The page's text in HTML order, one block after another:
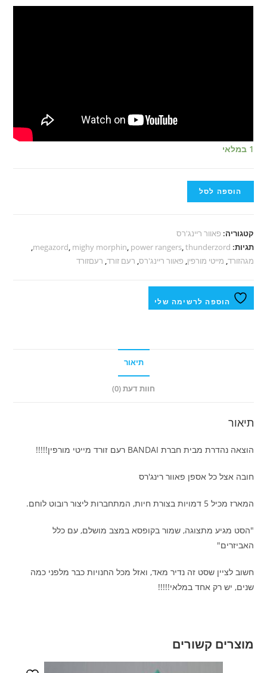
1 במלאי
הוספה לסל
קטגוריה: פאוור ריינג'רס
תגיות:
megazord, mighy morphin, power rangers,thunderzord
,
מגהזורד, מייטי מורפין, פאוור ריינג'רס, רעם זורד, רעםזורד
הוספה לרשימה שלי
תיאור
חוות דעת (0)
תיאור
הוצאה נהדרת מבית חברת BANDAI רעם זורד מייטי מורפין!!!!!
חובה אצל כל אספן פאוור רינג'רס
המארז מכיל 5 דמויות בצורת חיות, המתחברות ליצור רובוט לוחם.
"הסט מגיע מתצוגה, שמור בקופסא במצב מושלם, עם כלל
האביזרים"
חשוב לציין שסט זה נדיר מאד, ואזל מכל החנויות כבר מלפני כמה
שנים, יש רק אחד במלאי!!!!!
מוצרים קשורים